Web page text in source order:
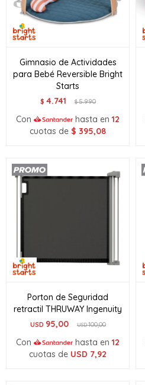
Gimnasio de Actividades
para Bebé Reversible Bright
Starts
$ 4.741 $5.990
Con hasta en 12
cuotas de $ 395,08
Porton de Seguridad
retractil THRUWAY Ingenuity
USD 95,00 USD100,00
Con hasta en 12
cuotas de USD 7,92